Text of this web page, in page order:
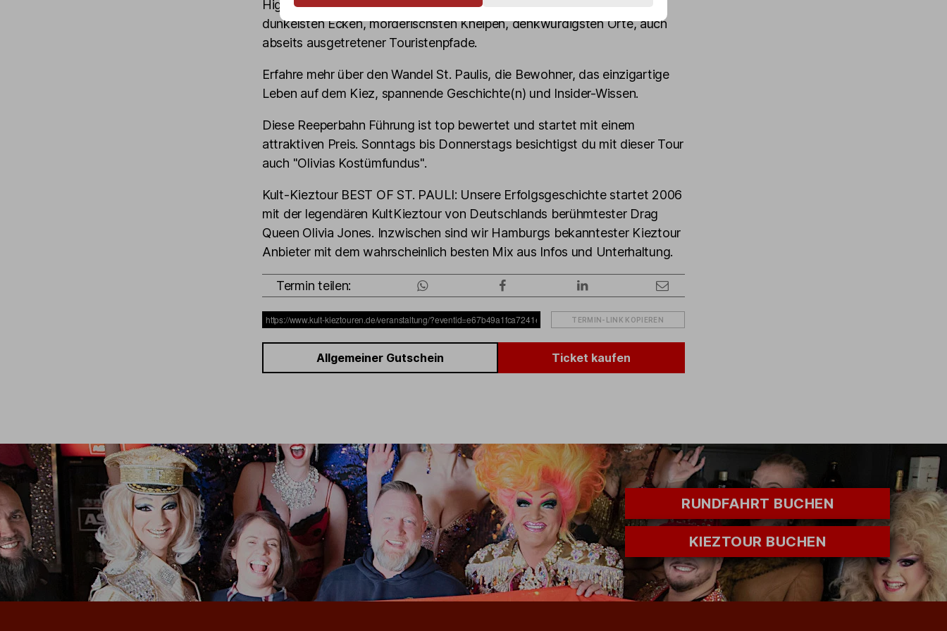
Highlights des Kiez echt, authentisch und ungeschminkt. Entdecke die
dunkelsten Ecken, mörderischsten Kneipen, denkwürdigsten Orte, auch
abseits ausgetretener Touristenpfade.
Erfahre mehr über den Wandel St. Paulis, die Bewohner, das einzigartige
Leben auf dem Kiez, spannende Geschichte(n) und Insider-Wissen.
Diese Reeperbahn Führung ist top bewertet und startet mit einem
attraktiven Preis. Sonntags bis Donnerstags besichtigst du mit dieser Tour
auch "Olivias Kostümfundus".
Kult-Kieztour BEST OF ST. PAULI: Unsere Erfolgsgeschichte startet 2006
mit der legendären KultKieztour von Deutschlands berühmtester Drag
Queen Olivia Jones. Inzwischen sind wir Hamburgs bekanntester Kieztour
Anbieter mit dem wahrscheinlich besten Mix aus Infos und Unterhaltung.
Termin teilen:
TERMIN-LINK KOPIEREN
Allgemeiner Gutschein Ticket kaufen
RUNDFAHRT BUCHEN
KIEZTOUR BUCHEN